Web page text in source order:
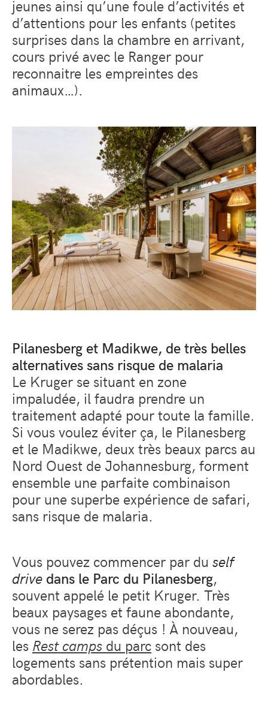
jeunes ainsi qu’une foule d’activités et
d’attentions pour les enfants (petites
surprises dans la chambre en arrivant,
cours privé avec le Ranger pour
reconnaitre les empreintes des
animaux…).
Pilanesberg et Madikwe, de très belles
alternatives sans risque de malaria
Le Kruger se situant en zone
impaludée, il faudra prendre un
traitement adapté pour toute la famille.
Si vous voulez éviter ça, le Pilanesberg
et le Madikwe, deux très beaux parcs au
Nord Ouest de Johannesburg, forment
ensemble une parfaite combinaison
pour une superbe expérience de safari,
sans risque de malaria.
Vous pouvez commencer par du self
drive dans le Parc du Pilanesberg,
souvent appelé le petit Kruger. Très
beaux paysages et faune abondante,
vous ne serez pas déçus ! À nouveau,
les Rest camps du parc sont des
logements sans prétention mais super
abordables.